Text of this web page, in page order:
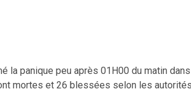
la panique peu après 01H00 du matin dans
mortes et 26 blessées selon les